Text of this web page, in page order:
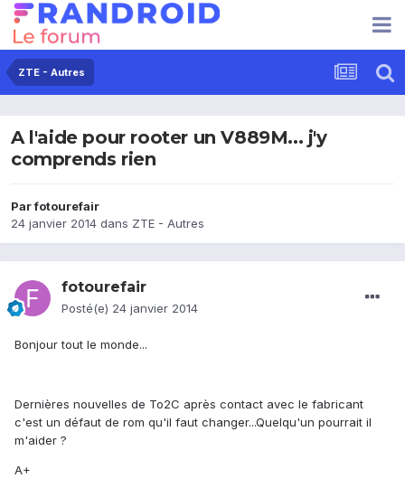
ZTE - Autres
A l'aide pour rooter un V889M... j'y
comprends rien
Parfotourefair
24 janvier 2014 dans ZTE - Autres
fotourefair
Posté(e) 24 janvier 2014
Bonjour tout le monde...
Dernières nouvelles de To2C après contact avec le fabricant
c'est un défaut de rom qu'il faut changer...Quelqu'un pourrait il
m'aider ?
A+